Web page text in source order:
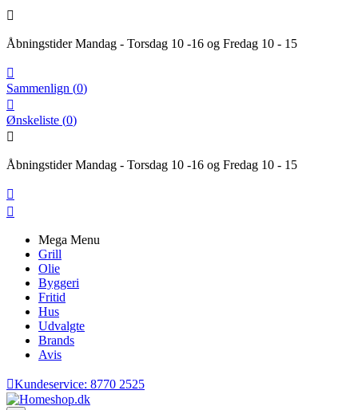

Åbningstider Mandag - Torsdag 10 -16 og Fredag 10 - 15

Sammenlign (0)

Ønskeliste (0)

Åbningstider Mandag - Torsdag 10 -16 og Fredag 10 - 15


Mega Menu
Grill
Olie
Byggeri
Fritid
Hus
Udvalgte
Brands
Avis
Kundeservice: 8770 2525